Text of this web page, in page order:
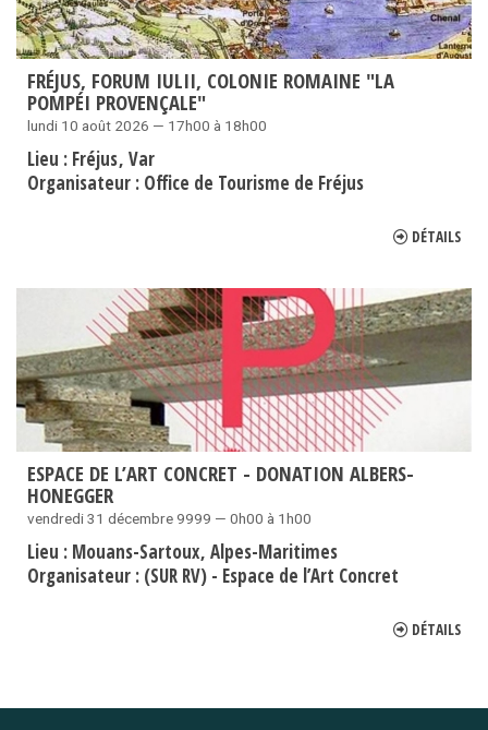
FRÉJUS, FORUM IULII, COLONIE ROMAINE "LA
POMPÉI PROVENÇALE"
lundi 10 août 2026 — 17h00 à 18h00
Lieu : Fréjus Var
Organisateur : Office de Tourisme de Fréjus
DÉTAILS
ESPACE DE L’ART CONCRET - DONATION ALBERS-
HONEGGER
vendredi 31 décembre 9999 — 0h00 à 1h00
Lieu : Mouans-Sartoux Alpes-Maritimes
Organisateur : (SUR RV) - Espace de l’Art Concret
DÉTAILS